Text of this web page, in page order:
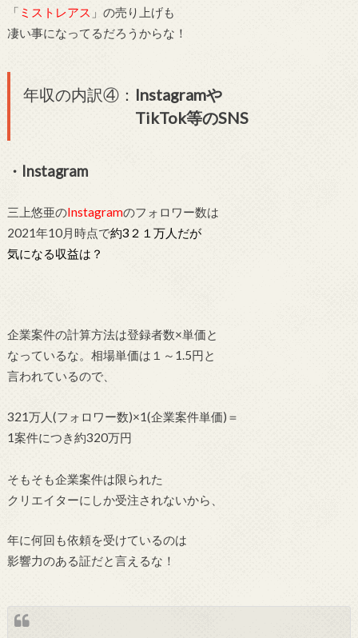
「 ミストレアス 」の売り上げも
凄い事になってるだろうからな！
年収の内訳④： Instagramや
TikTok等のSNS
・Instagram
三上悠亜のInstagramのフォロワー数は
2021年10月時点で約3２１万人だが
気になる収益は？
企業案件の計算方法は登録者数×単価と
なっているな。相場単価は１～1.5円と
言われているので、
321万人(フォロワー数)×1(企業案件単価)＝
1案件につき約320万円
そもそも企業案件は限られた
クリエイターにしか受注されないから、
年に何回も依頼を受けているのは
影響力のある証だと言えるな！